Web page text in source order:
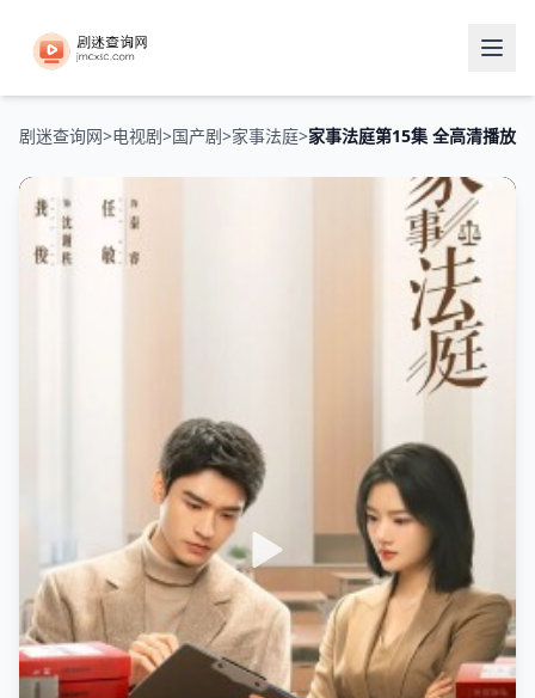
剧迷查询网>电视剧>国产剧>家事法庭>家事法庭第15集 全高清播放